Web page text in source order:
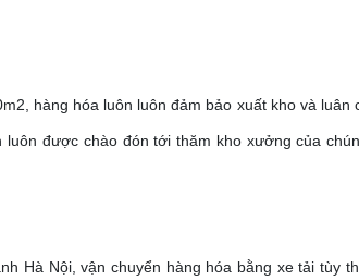
hàng hóa luôn luôn đảm bảo xuất kho và
luôn được chào đón tới thăm kho xưởng của
Hà Nội, vận chuyển hàng hóa bằng xe tải tùy